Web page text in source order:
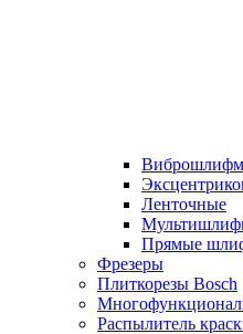
Ленточные
Прямые
Фрезеры
Плиткорезы Bosch
Распылитель